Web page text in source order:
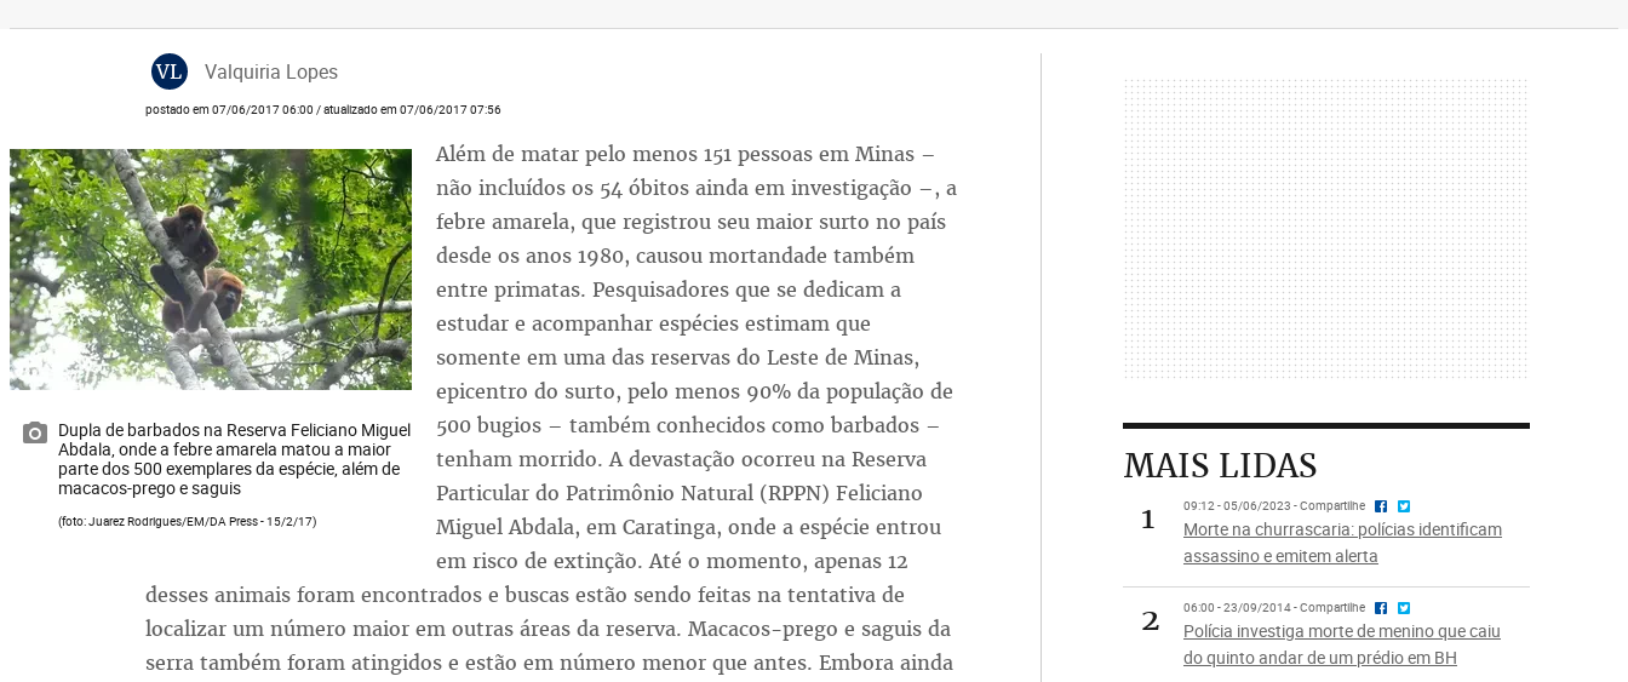
VL Valquiria Lopes
postado em 07/06/2017 06:00 / atualizado em 07/06/2017 07:56
Dupla de barbados na Reserva Feliciano Miguel
Abdala, onde a febre amarela matou a maior
parte dos 500 exemplares da espécie, além de
macacos-prego e saguis
(foto: Juarez Rodrigues/EM/DA Press - 15/2/17)
Além de matar pelo menos 151 pessoas em Minas –
não incluídos os 54 óbitos ainda em investigação –, a
febre amarela, que registrou seu maior surto no país
desde os anos 1980, causou mortandade também
entre primatas. Pesquisadores que se dedicam a
estudar e acompanhar espécies estimam que
somente em uma das reservas do Leste de Minas,
epicentro do surto, pelo menos 90% da população de
500 bugios – também conhecidos como barbados –
tenham morrido. A devastação ocorreu na Reserva
Particular do Patrimônio Natural (RPPN) Feliciano
Miguel Abdala, em Caratinga, onde a espécie entrou
em risco de extinção. Até o momento, apenas 12
desses animais foram encontrados e buscas estão sendo feitas na tentativa de
localizar um número maior em outras áreas da reserva. Macacos-prego e saguis da
serra também foram atingidos e estão em número menor que antes. Embora ainda
MAIS LIDAS
1
09:12 - 05/06/2023 - Compartilhe
Morte na churrascaria: polícias identificam
assassino e emitem alerta
2 06:00 - 23/09/2014 - Compartilhe
Polícia investiga morte de menino que caiu
do quinto andar de um prédio em BH